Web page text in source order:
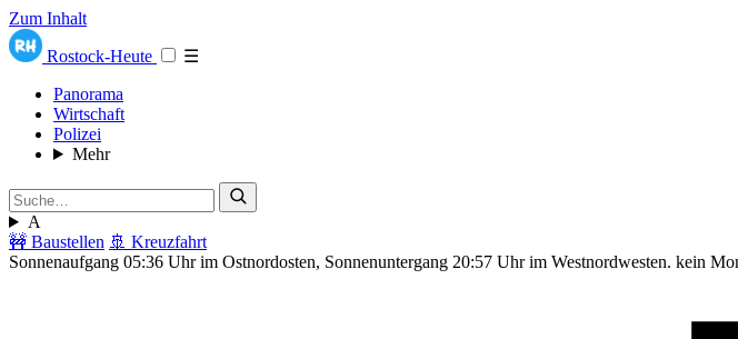
Zum Inhalt
Rostock-Heute
☰
Panorama
Wirtschaft
Polizei
Mehr
A
🚧 Baustellen 🚢 Kreuzfahrt
Sonnenaufgang 05:36 Uhr im Ostnordosten, Sonnenuntergang 20:57 Uhr im Westnordwesten. kein